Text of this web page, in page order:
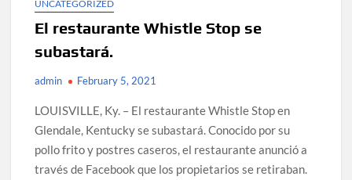
UNCATEGORIZED
El restaurante Whistle Stop se
subastará.
admin February 5, 2021
LOUISVILLE, Ky. – El restaurante Whistle Stop en
Glendale, Kentucky se subastará.Conocido por su
pollo frito y postres caseros, el restaurante anunció a
través de Facebook que los propietarios se retiraban.